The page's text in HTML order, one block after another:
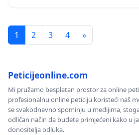
1 2 3 4 »
Peticijeonline.com
Mi pružamo besplatan prostor za online
profesionalnu online peticiju koristeći naš
se svakodnevno spominju u medijima,
odličan način da budete primjećeni kako u
donositelja odluka.